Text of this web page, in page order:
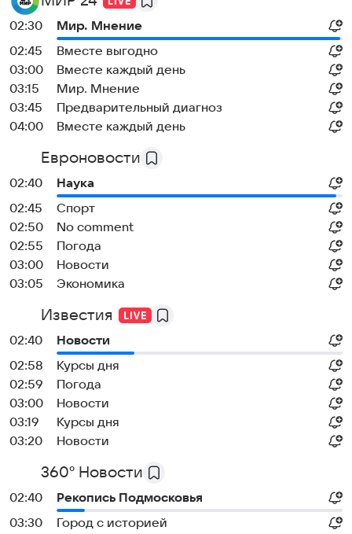
02:30
Мир. Мнение
02:45
Вместе выгодно
03:00
Вместе каждый день
03:15
Мир. Мнение
03:45
Предварительный диагноз
04:00
Вместе каждый день
Евроновости
02:40
Наука
02:45
Спорт
02:50
No comment
02:55
Погода
03:00
Новости
03:05
Экономика
Известия
02:40
Новости
02:58
Курсы дня
02:59
Погода
03:00
Новости
03:19
Курсы дня
03:20
Новости
360° Новости
02:40
Рекопись Подмосковья
03:30
Город с историей